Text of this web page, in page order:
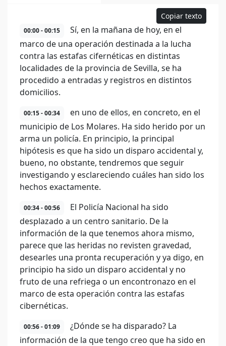
Copiar texto
00:00 - 00:15
Sí, en la mañana de hoy, en el
marco de una operación destinada a la lucha
contra las estafas cifernéticas en distintas
localidades de la provincia de Sevilla, se ha
procedido a entradas y registros en distintos
domicilios.
00:15 - 00:34
en uno de ellos, en concreto, en el
municipio de Los Molares. Ha sido herido por un
arma un policía. En principio, la principal
hipótesis es que ha sido un disparo accidental y,
bueno, no obstante, tendremos que seguir
investigando y esclareciendo cuáles han sido los
hechos exactamente.
00:34 - 00:56
El Policía Nacional ha sido
desplazado a un centro sanitario. De la
información de la que tenemos ahora mismo,
parece que las heridas no revisten gravedad,
desearles una pronta recuperación y ya digo, en
principio ha sido un disparo accidental y no
fruto de una refriega o un encontronazo en el
marco de esta operación contra las estafas
cibernéticas.
00:56 - 01:09
¿Dónde se ha disparado? La
información de la que tengo creo que ha sido en